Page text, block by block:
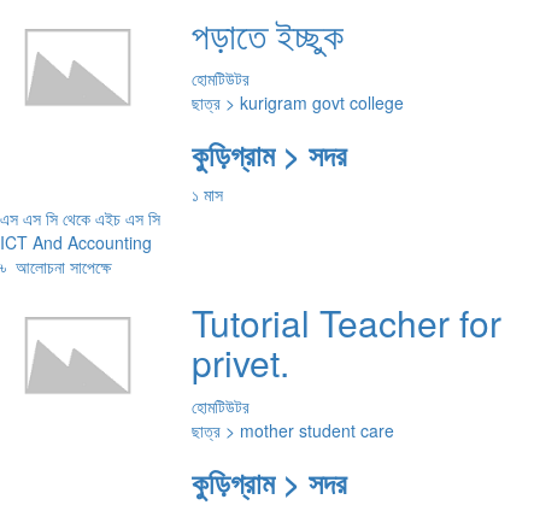
পড়াতে ইচ্ছুক
হোমটিউটর
ছাত্র > kurigram govt college
কুড়িগ্রাম > সদর
১ মাস
এস এস সি থেকে এইচ এস সি
ICT And Accounting
৳ আলোচনা সাপেক্ষে
Tutorial Teacher for
privet.
হোমটিউটর
ছাত্র > mother student care
কুড়িগ্রাম > সদর